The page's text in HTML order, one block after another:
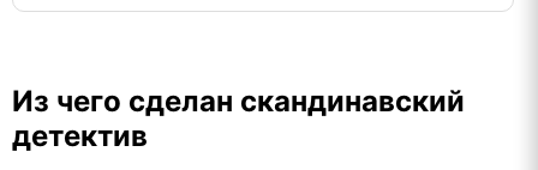
Из чего сделан скандинавский
детектив